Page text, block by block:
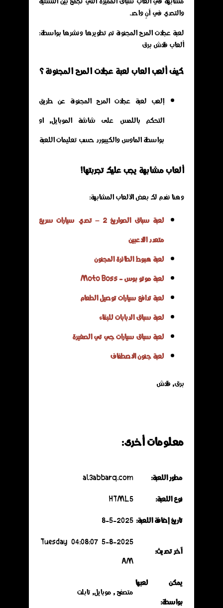
والتحدي في آنٍ واحد.
لعبة عجلات المرح المجنونة تم تطويرها ونشرها بواسطة:
ألعاب فلاش برق
كيف ألعب العاب لعبة عجلات المرح المجنونة ؟
إلعب لعبة عجلات المرح المجنونة عن طريق
التحكم باللمس على شاشة الموبايل, او
بواسطة الماوس والكيبورد حسب تعليمات اللعبة
ألعاب مشابهة يجب عليك تجربتها!
وهنا نفدم لك بعض الألعاب المشابهة:
لعبة سباق الصواريخ 2 – تحدي سيارات سريع
متعدد اللاعبين
لعبة هبوط الطائرة المجنون
لعبة موتو بوس - Moto Boss
لعبة تدافع سيارات توصيل الطعام
لعبة سباق الدبابات للبقاء
لعبة سباق سيارات جي تي الصغيرة
لعبة جنون الاصطفاف
برق, فلاش
معلومات أخرى:
مطور اللعبة:
al3abbarq.com
نوع اللعبة:
HTML5
تاريخ إضافة اللعبة: 8-5-2025
آخر تحديث:
5-8-2025 Tuesday 04:08:07
AM
يمكن لعبها
بواسطة:
متصفح , موبايل, تابلت